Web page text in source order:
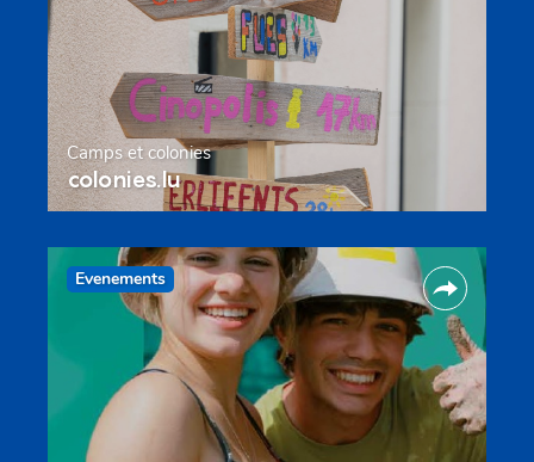
Camps et colonies
colonies.lu
Evenements